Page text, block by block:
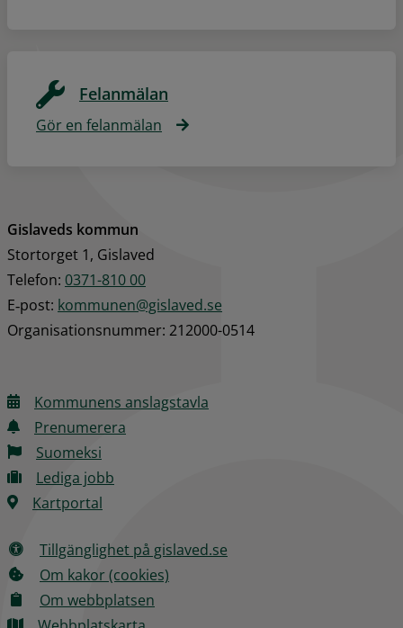
Felanmälan
Gör en felanmälan
Gislaveds kommun
Stortorget 1, Gislaved
Telefon: 0371-810 00
E‑post: kommunen@gislaved.se
Organisationsnummer: 212000-0514
Kommunens anslagstavla
Prenumerera
Suomeksi
Lediga jobb
Kartportal
Tillgänglighet på gislaved.se
Om kakor (cookies)
Om webbplatsen